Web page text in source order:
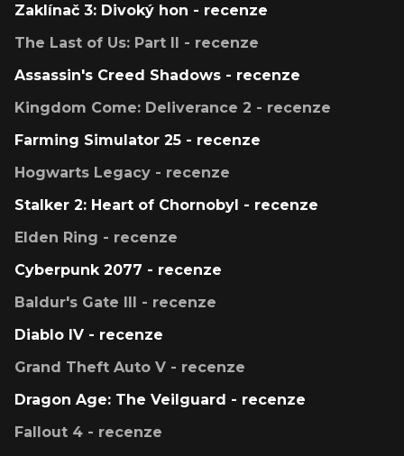
Zaklínač 3: Divoký hon - recenze
The Last of Us: Part II - recenze
Assassin's Creed Shadows - recenze
Kingdom Come: Deliverance 2 - recenze
Farming Simulator 25 - recenze
Hogwarts Legacy - recenze
Stalker 2: Heart of Chornobyl - recenze
Elden Ring - recenze
Cyberpunk 2077 - recenze
Baldur's Gate III - recenze
Diablo IV - recenze
Grand Theft Auto V - recenze
Dragon Age: The Veilguard - recenze
Fallout 4 - recenze